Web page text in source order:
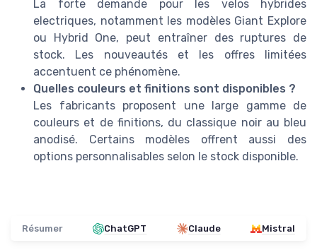
La forte demande pour les velos hybrides
electriques, notamment les modèles Giant Explore
ou Hybrid One, peut entraîner des ruptures de
stock. Les nouveautés et les offres limitées
accentuent ce phénomène.
Quelles couleurs et finitions sont disponibles ?
Les fabricants proposent une large gamme de
couleurs et de finitions, du classique noir au bleu
anodisé. Certains modèles offrent aussi des
options personnalisables selon le stock disponible.
Résumer ChatGPT Claude Mistral